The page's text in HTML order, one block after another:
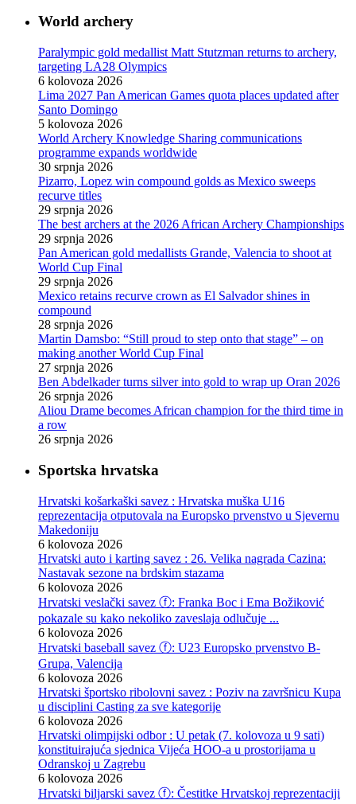
World archery
Paralympic gold medallist Matt Stutzman returns to archery,
targeting LA28 Olympics
6 kolovoza 2026
Lima 2027 Pan American Games quota places updated after
Santo Domingo
5 kolovoza 2026
World Archery Knowledge Sharing communications
programme expands worldwide
30 srpnja 2026
Pizarro, Lopez win compound golds as Mexico sweeps
recurve titles
29 srpnja 2026
The best archers at the 2026 African Archery Championships
29 srpnja 2026
Pan American gold medallists Grande, Valencia to shoot at
World Cup Final
29 srpnja 2026
Mexico retains recurve crown as El Salvador shines in
compound
28 srpnja 2026
Martin Damsbo: “Still proud to step onto that stage” – on
making another World Cup Final
27 srpnja 2026
Ben Abdelkader turns silver into gold to wrap up Oran 2026
26 srpnja 2026
Aliou Drame becomes African champion for the third time in
a row
26 srpnja 2026
Sportska hrvatska
Hrvatski košarkaški savez : Hrvatska muška U16
reprezentacija otputovala na Europsko prvenstvo u Sjevernu
Makedoniju
6 kolovoza 2026
Hrvatski auto i karting savez : 26. Velika nagrada Cazina:
Nastavak sezone na brdskim stazama
6 kolovoza 2026
Hrvatski veslački savez ⓕ: Franka Boc i Ema Božiković
pokazale su kako nekoliko zaveslaja odlučuje ...
6 kolovoza 2026
Hrvatski baseball savez ⓕ: U23 Europsko prvenstvo B-
Grupa, Valencija
6 kolovoza 2026
Hrvatski športsko ribolovni savez : Poziv na završnicu Kupa
u disciplini Casting za sve kategorije
6 kolovoza 2026
Hrvatski olimpijski odbor : U petak (7. kolovoza u 9 sati)
konstituirajuća sjednica Vijeća HOO-a u prostorijama u
Odranskoj u Zagrebu
6 kolovoza 2026
Hrvatski biljarski savez ⓕ: Čestitke Hrvatskoj reprezentaciji